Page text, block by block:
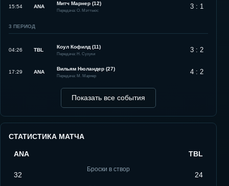
15:54 ANA
Митч Марнер (12)
Передача: О. Мэттьюс 3 : 1
3 ПЕРИОД
04:26 TBL
Коул Кофилд (11)
Передача: Н. Сузуки 3 : 2
17:29 ANA
Вильям Нюландер (27)
Передача: М. Марнер 4 : 2
Показать все события
СТАТИСТИКА МАТЧА
ANA TBL
32
Броски в створ
24